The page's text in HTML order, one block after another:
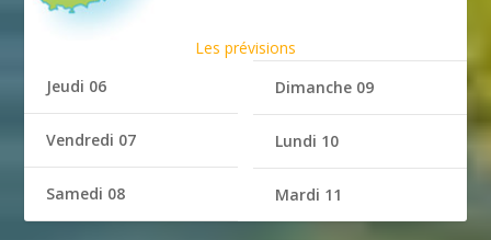
Les prévisions
Jeudi 06
Vendredi 07
Samedi 08
Dimanche 09
Lundi 10
Mardi 11